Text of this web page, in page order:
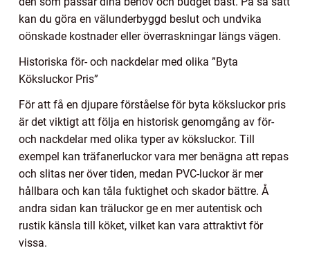
kan du göra en välunderbyggd beslut och undvika
oönskade kostnader eller överraskningar längs vägen.
Historiska för- och nackdelar med olika ”Byta
Köksluckor Pris”
För att få en djupare förståelse för byta köksluckor pris
är det viktigt att följa en historisk genomgång av för-
och nackdelar med olika typer av köksluckor. Till
exempel kan träfanerluckor vara mer benägna att repas
och slitas ner över tiden, medan PVC-luckor är mer
hållbara och kan tåla fuktighet och skador bättre. Å
andra sidan kan träluckor ge en mer autentisk och
rustik känsla till köket, vilket kan vara attraktivt för
vissa.